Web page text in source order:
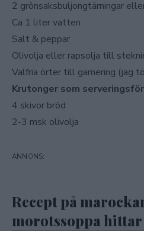
2 grönsaksbuljongtärningar
Ca 1 liter vatten
Salt & peppar
Olivolja eller rapsolja till
Valfria örter till garnering (jag
Krutonger som
4 skivor bröd
2-3 msk olivolja
Recept på
morotssoppa